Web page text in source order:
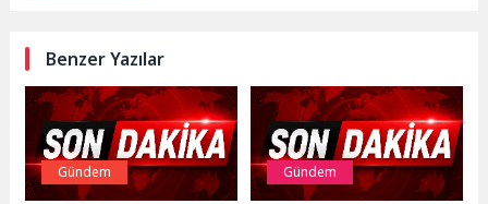
Benzer Yazılar
Gündem Gündem